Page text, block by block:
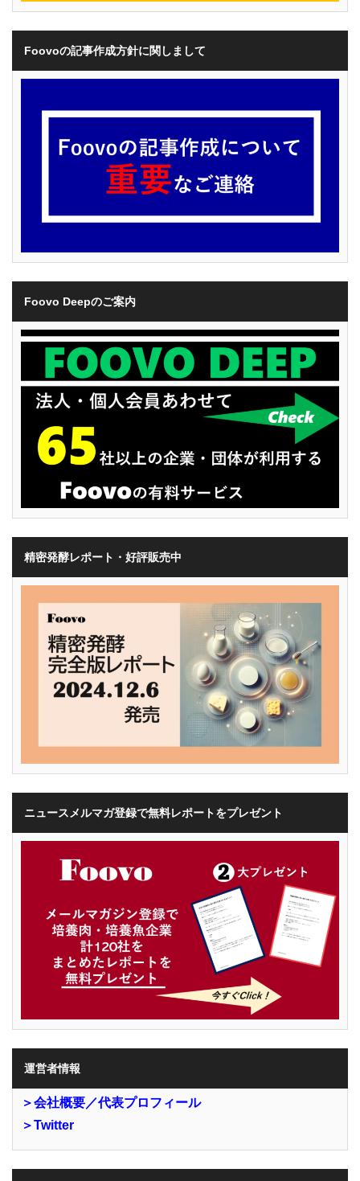
Foovoの記事作成方針に関しまして
Foovo Deepのご案内
精密発酵レポート・好評販売中
ニュースメルマガ登録で無料レポートをプレゼント
運営者情報
＞会社概要／代表プロフィール
＞Twitter